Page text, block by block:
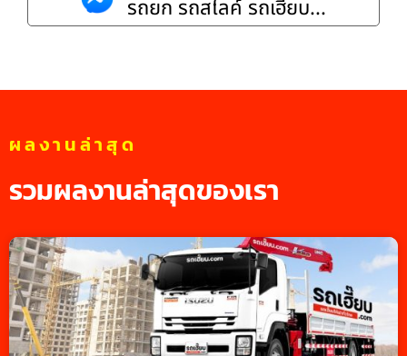
รถยก รถสไลค์ รถเฮี๊ยบ...
ผลงานล่าสุด
รวมผลงานล่าสุดของเรา